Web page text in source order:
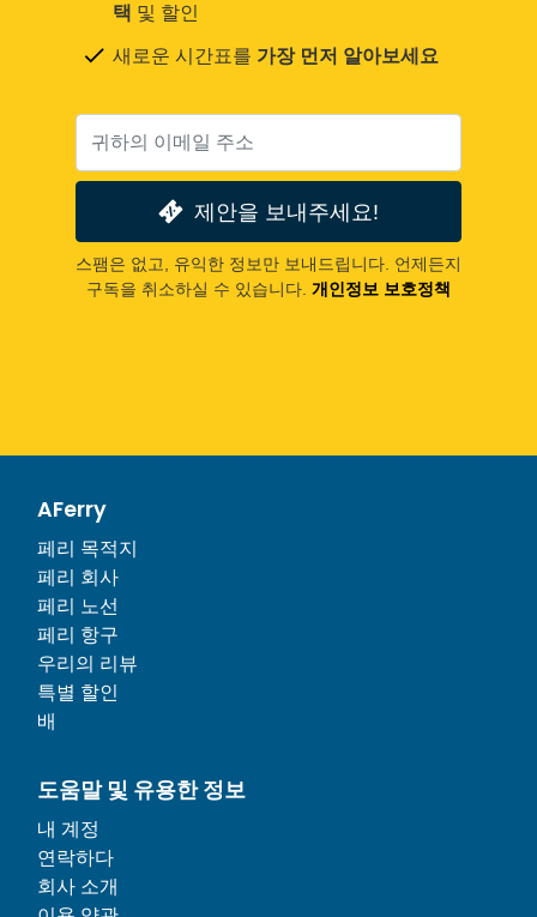
택 및 할인
새로운 시간표를 가장 먼저 알아보세요
제안을 보내주세요!
스팸은 없고, 유익한 정보만 보내드립니다. 언제든지
구독을 취소하실 수 있습니다. 개인정보 보호정책
AFerry
페리 목적지
페리 회사
페리 노선
페리 항구
우리의 리뷰
특별 할인
배
도움말 및 유용한 정보
내 계정
연락하다
회사 소개